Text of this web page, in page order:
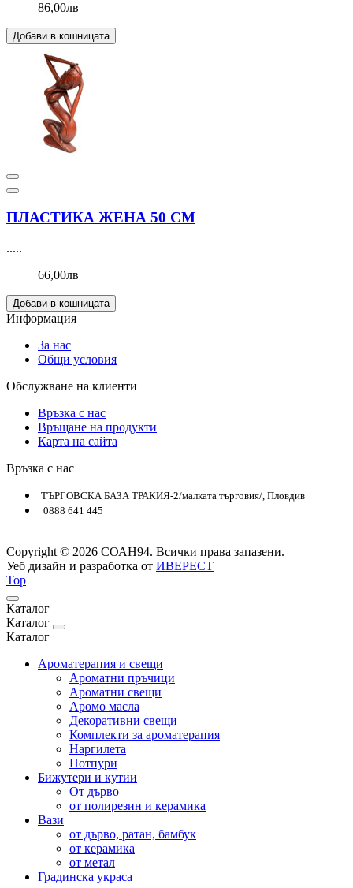
86,00лв
Добави в кошницата
ПЛАСТИКА ЖЕНА 50 СМ
.....
66,00лв
Добави в кошницата
Информация
За нас
Общи условия
Обслужване на клиенти
Връзка с нас
Връщане на продукти
Карта на сайта
Връзка с нас
ТЪРГОВСКА БАЗА ТРАКИЯ-2/малката търговия/, Пловдив
0888 641 445
Copyright © 2026 СОАН94. Всички права запазени.
Уеб дизайн и разработка от ИВЕРЕСТ
Top
Каталог
Каталог
Каталог
Ароматерапия и свещи
Ароматни пръчици
Ароматни свещи
Аромо масла
Декоративни свещи
Комплекти за ароматерапия
Наргилета
Потпури
Бижутери и кутии
От дърво
от полирезин и керамика
Вази
от дърво, ратан, бамбук
от керамика
от метал
Градинска украса